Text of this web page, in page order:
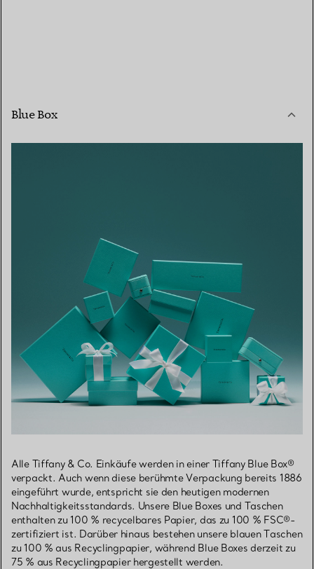
Blue Box
Alle Tiffany & Co. Einkäufe werden in einer Tiffany Blue Box®
verpackt. Auch wenn diese berühmte Verpackung bereits 1886
eingeführt wurde, entspricht sie den heutigen modernen
Nachhaltigkeitsstandards. Unsere Blue Boxes und Taschen
enthalten zu 100 % recycelbares Papier, das zu 100 % FSC®-
zertifiziert ist. Darüber hinaus bestehen unsere blauen Taschen
zu 100 % aus Recyclingpapier, während Blue Boxes derzeit zu
75 % aus Recyclingpapier hergestellt werden.